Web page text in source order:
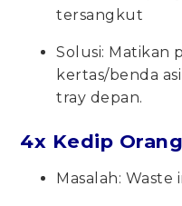
tersangkut
Solusi: Matikan
kertas/benda
tray depan.
4x Kedip
Masalah: